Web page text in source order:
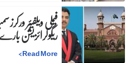
فیملی ویلفیئر
ریگولرائزیشن
Read More
>